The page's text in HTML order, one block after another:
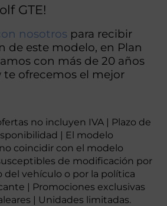
GTE!
nosotros para recibir
de este modelo, en Plan
con más de 20 años
te ofrecemos el mejor
no incluyen IVA | Plazo de
| El modelo
coincidir con el modelo
de modificación por
del vehículo o por la política
| Promociones exclusivas
| Unidades limitadas.